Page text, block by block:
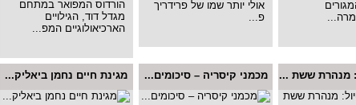
אולי יותר שמו של פרידריך
פ...
הורדוס המפואר במתחם
מגדל דוד, הגילויים
הארכיאולוגיים המפ...
מנהרת ששת ... מכמני קיסריה – סיכומים... מגינת חיים נחמן ביאליק...